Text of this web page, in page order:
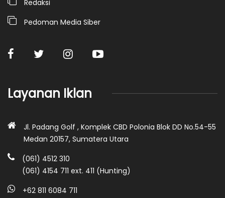
Redaksi
Pedoman Media Siber
Layanan Iklan
Jl. Padang Golf , Komplek CBD Polonia Blok DD No.54-55
Medan 20157, Sumatera Utara
(061) 4512 310
(061) 4154 711 ext. 411 (Hunting)
+62 811 6084 711